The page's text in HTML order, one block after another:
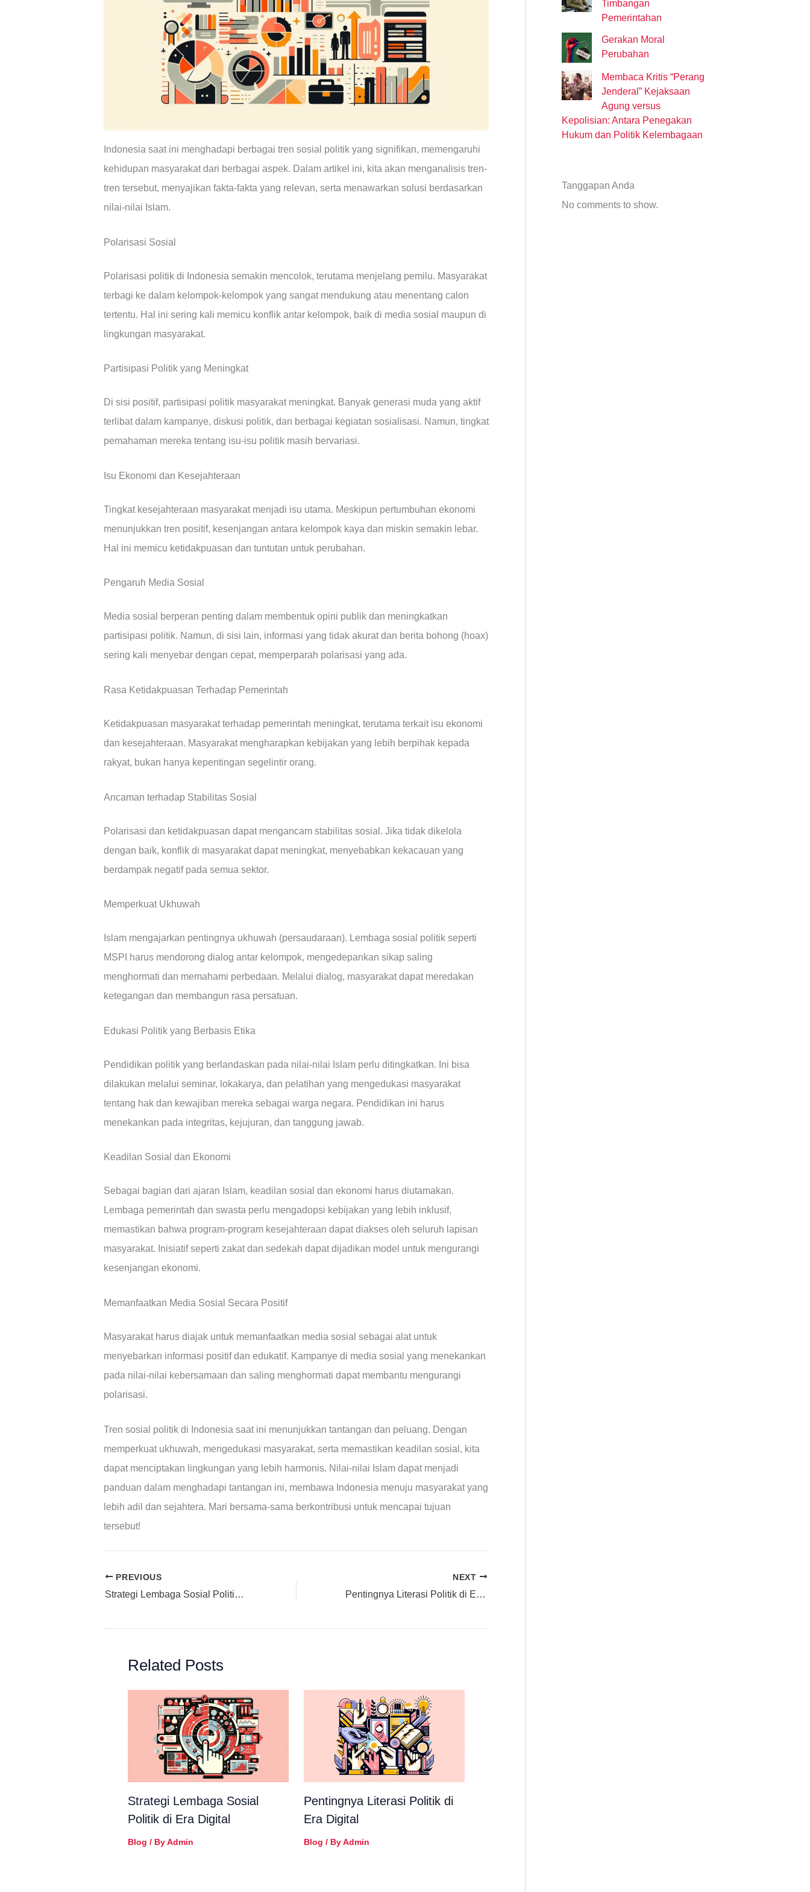
Indonesia saat ini menghadapi berbagai tren sosial politik yang signifikan, memengaruhi
kehidupan masyarakat dari berbagai aspek. Dalam artikel ini, kita akan menganalisis tren-
tren tersebut, menyajikan fakta-fakta yang relevan, serta menawarkan solusi berdasarkan
nilai-nilai Islam.
Polarisasi Sosial
Polarisasi politik di Indonesia semakin mencolok, terutama menjelang pemilu. Masyarakat
terbagi ke dalam kelompok-kelompok yang sangat mendukung atau menentang calon
tertentu. Hal ini sering kali memicu konflik antar kelompok, baik di media sosial maupun di
lingkungan masyarakat.
Partisipasi Politik yang Meningkat
Di sisi positif, partisipasi politik masyarakat meningkat. Banyak generasi muda yang aktif
terlibat dalam kampanye, diskusi politik, dan berbagai kegiatan sosialisasi. Namun, tingkat
pemahaman mereka tentang isu-isu politik masih bervariasi.
Isu Ekonomi dan Kesejahteraan
Tingkat kesejahteraan masyarakat menjadi isu utama. Meskipun pertumbuhan ekonomi
menunjukkan tren positif, kesenjangan antara kelompok kaya dan miskin semakin lebar.
Hal ini memicu ketidakpuasan dan tuntutan untuk perubahan.
Pengaruh Media Sosial
Media sosial berperan penting dalam membentuk opini publik dan meningkatkan
partisipasi politik. Namun, di sisi lain, informasi yang tidak akurat dan berita bohong (hoax)
sering kali menyebar dengan cepat, memperparah polarisasi yang ada.
Rasa Ketidakpuasan Terhadap Pemerintah
Ketidakpuasan masyarakat terhadap pemerintah meningkat, terutama terkait isu ekonomi
dan kesejahteraan. Masyarakat mengharapkan kebijakan yang lebih berpihak kepada
rakyat, bukan hanya kepentingan segelintir orang.
Ancaman terhadap Stabilitas Sosial
Polarisasi dan ketidakpuasan dapat mengancam stabilitas sosial. Jika tidak dikelola
dengan baik, konflik di masyarakat dapat meningkat, menyebabkan kekacauan yang
berdampak negatif pada semua sektor.
Memperkuat Ukhuwah
Islam mengajarkan pentingnya ukhuwah (persaudaraan). Lembaga sosial politik seperti
MSPI harus mendorong dialog antar kelompok, mengedepankan sikap saling
menghormati dan memahami perbedaan. Melalui dialog, masyarakat dapat meredakan
ketegangan dan membangun rasa persatuan.
Edukasi Politik yang Berbasis Etika
Pendidikan politik yang berlandaskan pada nilai-nilai Islam perlu ditingkatkan. Ini bisa
dilakukan melalui seminar, lokakarya, dan pelatihan yang mengedukasi masyarakat
tentang hak dan kewajiban mereka sebagai warga negara. Pendidikan ini harus
menekankan pada integritas, kejujuran, dan tanggung jawab.
Keadilan Sosial dan Ekonomi
Sebagai bagian dari ajaran Islam, keadilan sosial dan ekonomi harus diutamakan.
Lembaga pemerintah dan swasta perlu mengadopsi kebijakan yang lebih inklusif,
memastikan bahwa program-program kesejahteraan dapat diakses oleh seluruh lapisan
masyarakat. Inisiatif seperti zakat dan sedekah dapat dijadikan model untuk mengurangi
kesenjangan ekonomi.
Memanfaatkan Media Sosial Secara Positif
Masyarakat harus diajak untuk memanfaatkan media sosial sebagai alat untuk
menyebarkan informasi positif dan edukatif. Kampanye di media sosial yang menekankan
pada nilai-nilai kebersamaan dan saling menghormati dapat membantu mengurangi
polarisasi.
Tren sosial politik di Indonesia saat ini menunjukkan tantangan dan peluang. Dengan
memperkuat ukhuwah, mengedukasi masyarakat, serta memastikan keadilan sosial, kita
dapat menciptakan lingkungan yang lebih harmonis. Nilai-nilai Islam dapat menjadi
panduan dalam menghadapi tantangan ini, membawa Indonesia menuju masyarakat yang
lebih adil dan sejahtera. Mari bersama-sama berkontribusi untuk mencapai tujuan
tersebut!
PREVIOUS
Strategi Lembaga Sosial Politik di Era Digital
NEXT
Pentingnya Literasi Politik di Era Digital
Related Posts
Strategi Lembaga Sosial
Politik di Era Digital
Blog / ByAdmin
Pentingnya Literasi Politik di
Era Digital
Blog / ByAdmin
Timbangan
Pemerintahan
Gerakan Moral
Perubahan
Membaca Kritis “Perang
Jenderal” Kejaksaan
Agung versus
Kepolisian: Antara Penegakan
Hukum dan Politik Kelembagaan
Tanggapan Anda
No comments to show.